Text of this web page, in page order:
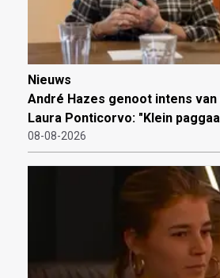
Nieuws
André Hazes genoot intens
Laura Ponticorvo: "Klein
08-08-2026